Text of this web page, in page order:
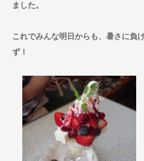
ました。
これでみんな明日からも、暑さに負
ず！